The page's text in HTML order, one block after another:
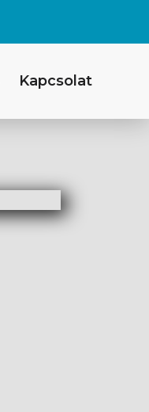
Kapcsolat